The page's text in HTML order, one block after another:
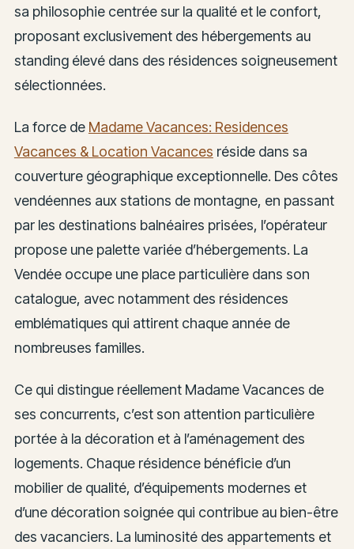
sa philosophie centrée sur la qualité et le confort,
proposant exclusivement des hébergements au
standing élevé dans des résidences soigneusement
sélectionnées.
La force de Madame Vacances: Residences
Vacances & Location Vacances réside dans sa
couverture géographique exceptionnelle. Des côtes
vendéennes aux stations de montagne, en passant
par les destinations balnéaires prisées, l’opérateur
propose une palette variée d’hébergements. La
Vendée occupe une place particulière dans son
catalogue, avec notamment des résidences
emblématiques qui attirent chaque année de
nombreuses familles.
Ce qui distingue réellement Madame Vacances de
ses concurrents, c’est son attention particulière
portée à la décoration et à l’aménagement des
logements. Chaque résidence bénéficie d’un
mobilier de qualité, d’équipements modernes et
d’une décoration soignée qui contribue au bien-être
des vacanciers. La luminosité des appartements et